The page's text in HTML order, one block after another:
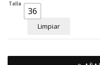
Talla
36
Limpiar